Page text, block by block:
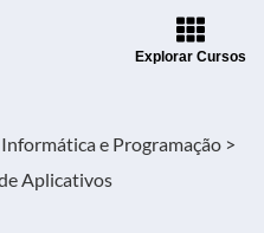
Explorar Cursos
e Programação >
Aplicativos